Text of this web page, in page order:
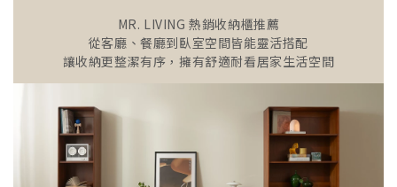
MR. LIVING 熱銷收納櫃推薦
從客廳、餐廳到臥室空間皆能靈活搭配
讓收納更整潔有序，擁有舒適耐看居家生活空間